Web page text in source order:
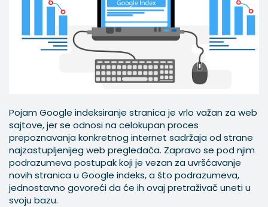
Pojam Google indeksiranje stranica je vrlo važan za web
sajtove, jer se odnosi na celokupan proces
prepoznavanja konkretnog internet sadržaja od strane
najzastupljenijeg web pregledača. Zapravo se pod njim
podrazumeva postupak koji je vezan za uvršćavanje
novih stranica u Google indeks, a što podrazumeva,
jednostavno govoreći da će ih ovaj pretraživač uneti u
svoju bazu.